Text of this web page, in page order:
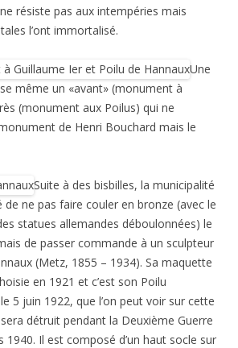
résiste pas aux intempéries mais
l’ont immortalisé.
Une
même un «avant» (monument à
(monument aux Poilus) qui ne
de Henri Bouchard mais le
Suite à des bisbilles, la municipalité
ne pas faire couler en bronze (avec le
statues allemandes déboulonnées) le
de passer commande à un sculpteur
(Metz, 1855 – 1934). Sa maquette
en 1921 et c’est son Poilu
5 juin 1922, que l’on peut voir sur cette
détruit pendant la Deuxième Guerre
Il est composé d’un haut socle sur